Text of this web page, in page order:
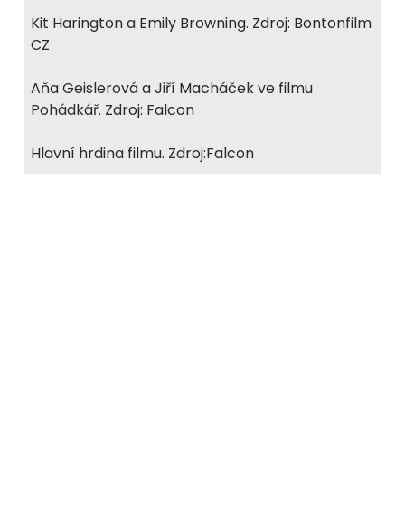
Kit Harington a Emily Browning. Zdroj: Bontonfilm
CZ
Aňa Geislerová a Jiří Macháček ve filmu
Pohádkář. Zdroj: Falcon
Hlavní hrdina filmu. Zdroj:Falcon